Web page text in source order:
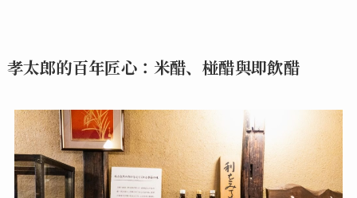
孝太郎的百年匠心：米醋、椪醋與即飲醋